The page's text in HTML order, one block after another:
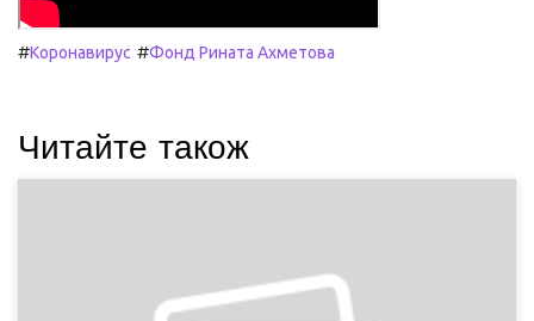
#Коронавирус #Фонд Рината Ахметова
Читайте також